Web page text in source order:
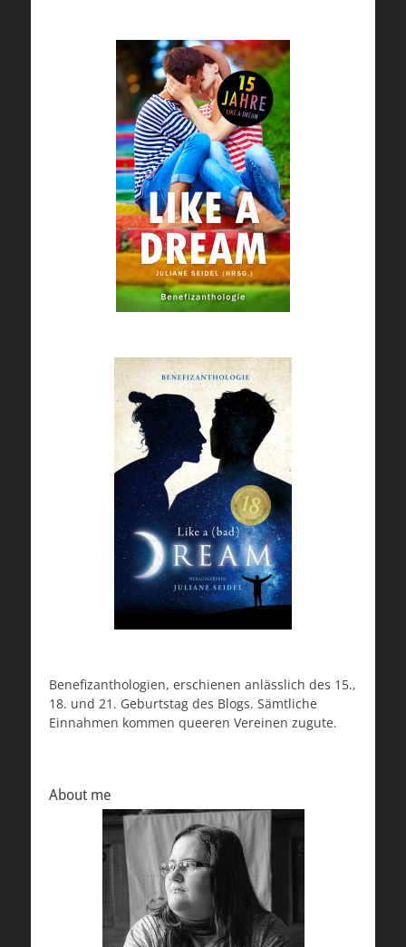
Benefizanthologien, erschienen anlässlich des 15.,
18. und 21. Geburtstag des Blogs. Sämtliche
Einnahmen kommen queeren Vereinen zugute.
About me